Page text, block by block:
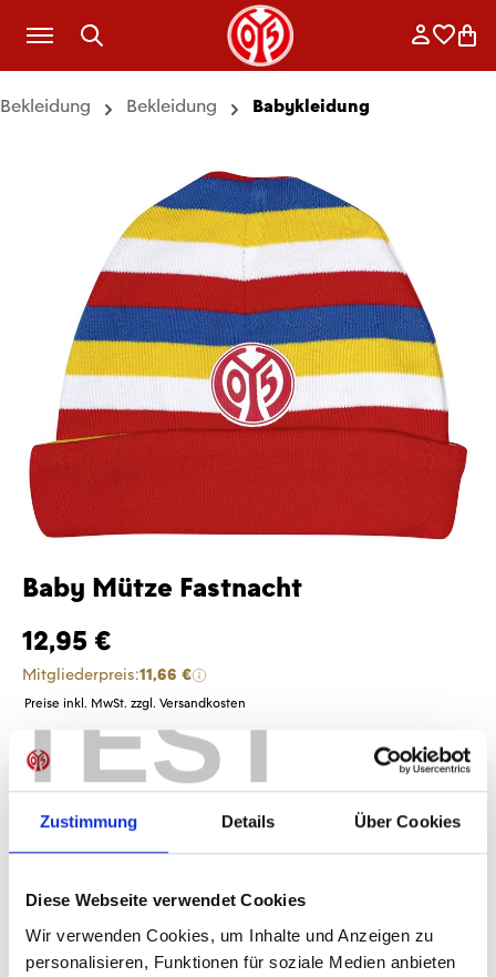
TEST
Zustimmung Details Über Cookies
Diese Webseite verwendet Cookies
Wir verwenden Cookies, um Inhalte und Anzeigen zu
personalisieren, Funktionen für soziale Medien anbieten
Zum Hauptinhalt springen
Bekleidung Bekleidung Babykleidung
Baby Mütze Fastnacht
12,95 €
Mitgliederpreis:11,66 €
Preise inkl. MwSt. zzgl. Versandkosten
Produkt Anzahl: Gib den gewünschten
Anzahl
Sofort verfügbar, Lieferzeit: 1-3 Tage